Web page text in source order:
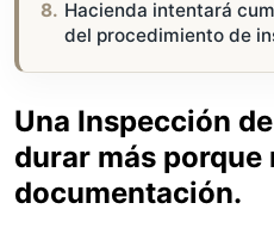
Hacienda intentará
del procedimiento de
Una Inspección
durar más porque
documentación.